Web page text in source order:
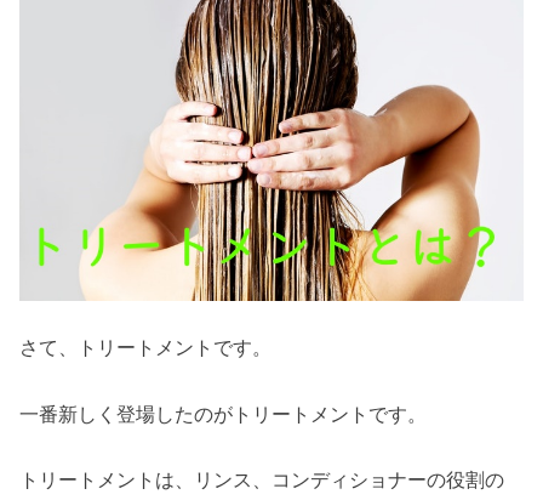
さて、トリートメントです。
一番新しく登場したのがトリートメントです。
トリートメントは、リンス、コンディショナーの役割の